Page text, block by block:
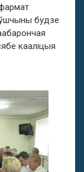
будзе
кааліцыя